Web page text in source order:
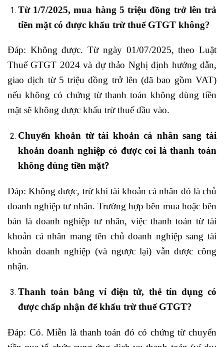
Từ 1/7/2025, mua hàng 5 triệu đồng trở lên trả
tiền mặt có được khấu trừ thuế GTGT không?
Đáp: Không được. Từ ngày 01/07/2025, theo Luật
Thuế GTGT 2024 và dự thảo Nghị định hướng dẫn,
giao dịch từ 5 triệu đồng trở lên (đã bao gồm VAT)
nếu không có chứng từ thanh toán không dùng tiền
mặt sẽ không được khấu trừ thuế đầu vào.
Chuyển khoản từ tài khoản cá nhân sang tài
khoản doanh nghiệp có được coi là thanh toán
không dùng tiền mặt?
Đáp: Không được, trừ khi tài khoản cá nhân đó là chủ
doanh nghiệp tư nhân. Trường hợp bên mua hoặc bên
bán là doanh nghiệp tư nhân, việc thanh toán từ tài
khoản cá nhân mang tên chủ doanh nghiệp sang tài
khoản doanh nghiệp (và ngược lại) vẫn được công
nhận.
Thanh toán bằng ví điện tử, thẻ tín dụng có
được chấp nhận để khấu trừ thuế GTGT?
Đáp: Có. Miễn là thanh toán đó có chứng từ chuyển